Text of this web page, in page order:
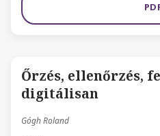
Őrzés, ellenőrzés,
digitálisan
Gógh Roland